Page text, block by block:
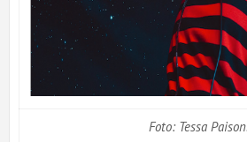
Foto: Tessa Paison.